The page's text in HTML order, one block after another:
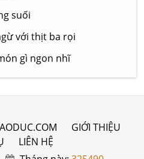
suối
với thịt ba rọi
gì ngon nhĩ
GIỚI THIỆU
LIÊN HỆ